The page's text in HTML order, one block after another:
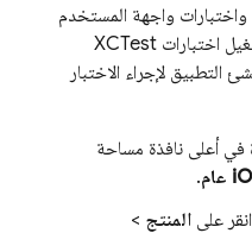
واجهة المستخدم
. لتشغيل اختبارات XCTest
التطبيق لإجراء الاختبار
في أعلى نافذة مساحة
.
المنتج >